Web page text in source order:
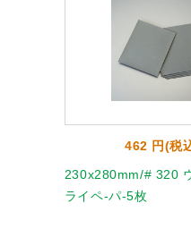
462 円(税
230x280mm/# 320
ライペ-パ-5枚